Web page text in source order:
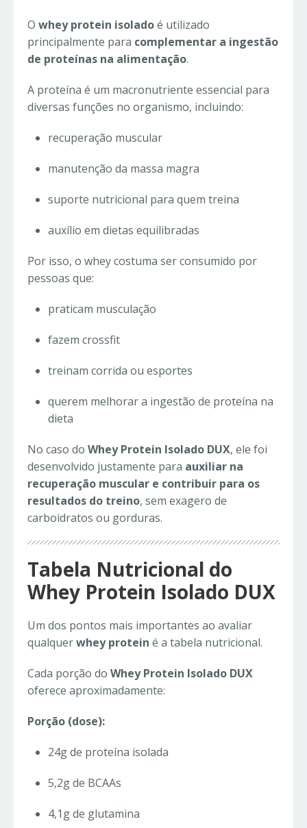
O whey protein isoladoé utilizado
principalmente para complementar a ingestão
de proteínas na alimentação.
A proteína é um macronutriente essencial para
diversas funções no organismo, incluindo:
recuperação muscular
manutenção da massa magra
suporte nutricional para quem treina
auxílio em dietas equilibradas
Por isso, o whey costuma ser consumido por
pessoas que:
praticam musculação
fazem crossfit
treinam corrida ou esportes
querem melhorar a ingestão de proteína na
dieta
No caso do Whey Protein Isolado DUX, ele foi
desenvolvido justamente para auxiliar na
recuperação muscular e contribuir para os
resultados do treino, sem exagero de
carboidratos ou gorduras.
Tabela Nutricional do
Whey Protein Isolado DUX
Um dos pontos mais importantes ao avaliar
qualquerwhey protein é a tabela nutricional.
Cada porção do Whey Protein Isolado DUX
oferece aproximadamente:
Porção (dose):
24g de proteína isolada
5,2g de BCAAs
4,1g de glutamina